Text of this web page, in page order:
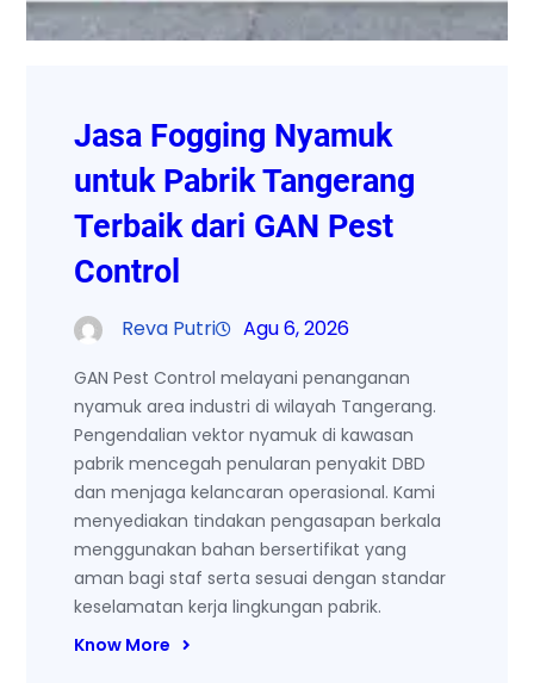
Jasa Fogging Nyamuk
untuk Pabrik Tangerang
Terbaik dari GAN Pest
Control
Reva Putri Agu 6, 2026
GAN Pest Control melayani penanganan
nyamuk area industri di wilayah Tangerang.
Pengendalian vektor nyamuk di kawasan
pabrik mencegah penularan penyakit DBD
dan menjaga kelancaran operasional. Kami
menyediakan tindakan pengasapan berkala
menggunakan bahan bersertifikat yang
aman bagi staf serta sesuai dengan standar
keselamatan kerja lingkungan pabrik.
Know More